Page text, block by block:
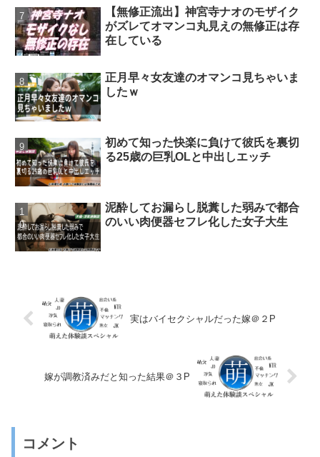
【無修正流出】神宮寺ナオのモザイク
がズレてオマンコ丸見えの無修正は存
在している
正月早々女友達のオマンコ見ちゃいま
したｗ
初めて知った快楽に負けて彼氏を裏切
る25歳の巨乳OLと中出しエッチ
泥酔してお漏らし脱糞した弱みで都合
のいい肉便器セフレ化した女子大生
実はバイセクシャルだった嫁＠２P
嫁が調教済みだと知った結果＠３P
コメント